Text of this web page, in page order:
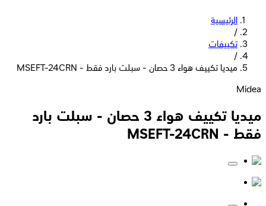
الرئيسية
/
تكييفات
/
ميديا تكييف هواء 3 حصان - سبلت بارد فقط - MSEFT-24CRN
Midea
ميديا تكييف هواء 3 حصان - سبلت بارد
فقط - MSEFT-24CRN